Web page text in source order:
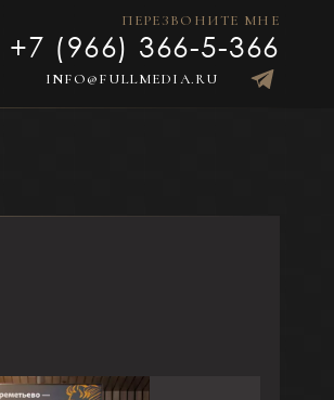
ПЕРЕЗВОНИТЕ МНЕ
+7 (966) 366-5-366
INFO@FULLMEDIA.RU